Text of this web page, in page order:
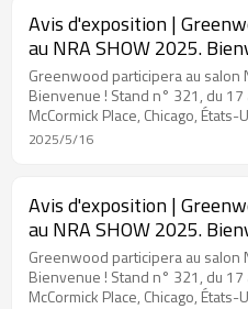
l'environnement !
Avis d'exposition |
au NRA SHOW 2025.
présence demain
Greenwood participera au salon
Bienvenue ! Stand n° 321, du 17
McCormick Place, Chicago, États-
2025/5/16
Avis d'exposition |
au NRA SHOW 2025.
présence
Greenwood participera au salon
Bienvenue ! Stand n° 321, du 17
McCormick Place, Chicago, États-